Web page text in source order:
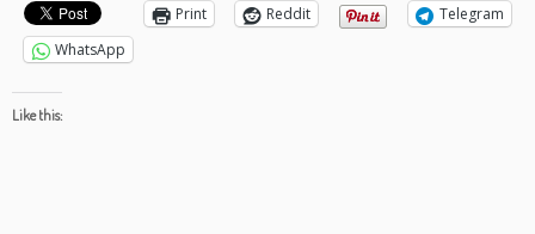
Print Reddit
Telegram
WhatsApp
Like this: